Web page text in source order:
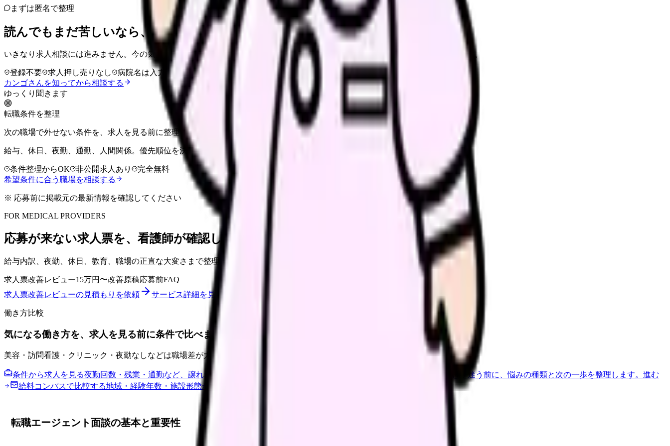
まずは匿名で整理
読んでもまだ苦しいなら、カンゴさんの部屋で少し話してみませんか。
いきなり求人相談には進みません。今の気持ちを吐き出して、何がつらいのか、辞めるべきか、少し休むべきかを一緒に整理します。
登録不要 求人押し売りなし
病院名は入力不要
カンゴさんを知ってから相談する
ゆっくり聞きます
転職条件を整理
次の職場で外せない条件を、求人を見る前に整理しませんか。
給与、休日、夜勤、通勤、人間関係。優先順位を決めてから探すと、同じ失敗を繰り返しにくくなります。
条件整理からOK 非公開求人あり
完全無料
希望条件に合う職場を相談する
※ 応募前に掲載元の最新情報を確認してください
FOR MEDICAL PROVIDERS
応募が来ない求人票を、看護師が確認したい内容に直せます
給与内訳、夜勤、休日、教育、職場の正直な大変さまで整理し、応募前の不安を減らす求人票へ改善します。
求人票改善レビュー15万円〜改善原稿応募前FAQ
求人票改善レビューの見積もりを依頼
サービス詳細を見る
働き方比較
気になる働き方を、求人を見る前に条件で比べましょう。
美容・訪問看護・クリニック・夜勤なしなどは職場差が大きい領域です。希望条件を先に整理するとミスマッチを減らせます。
条件から求人を見る夜勤回数・残業・通勤など、譲れない条件で比較できます。 辞めるべきか迷う前に、悩みの種類と次の一歩を整理します。 進む
給料コンパスで比較する地域・経験年数・施設形態から、今の給料の現在地を確認できます。
転職エージェント面談の基本と重要性